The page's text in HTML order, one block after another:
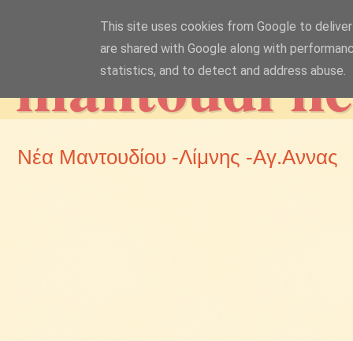
mantoudi
Νέα Μαντουδίου -Λίμνης -Αγ.Αννας
This site uses cookies from Google to
are shared with Google along with
statistics, and to detect and address abuse.